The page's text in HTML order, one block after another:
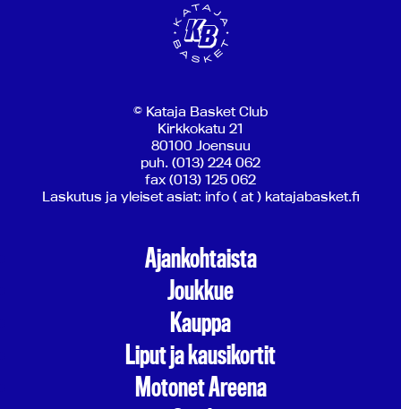
© Kataja Basket Club
Kirkkokatu 21
80100 Joensuu
puh. (013) 224 062
fax (013) 125 062
Laskutus ja yleiset asiat: info ( at ) katajabasket.fi
Ajankohtaista
Joukkue
Kauppa
Liput ja kausikortit
Motonet Areena